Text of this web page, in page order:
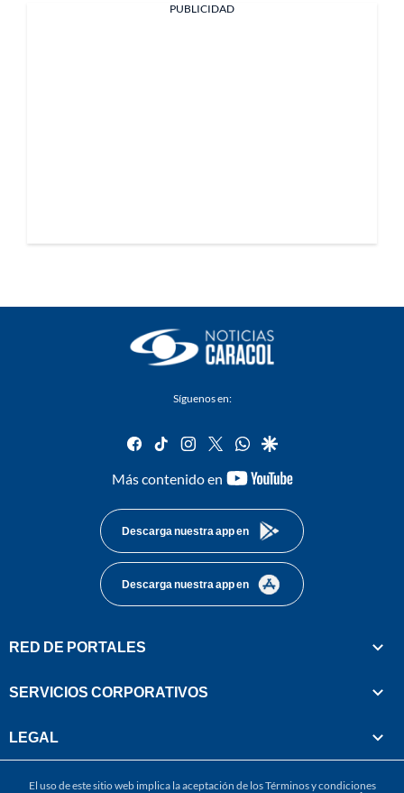
PUBLICIDAD
Síguenos en:
facebook
tiktok instagram
twitterwhatsapp
google
Más contenido en
youtube-
Descarga nuestra app en
Descarga nuestra app en
RED DE PORTALES
SERVICIOS CORPORATIVOS
LEGAL
El uso de este sitio web implica la aceptación de losTérminos y condiciones